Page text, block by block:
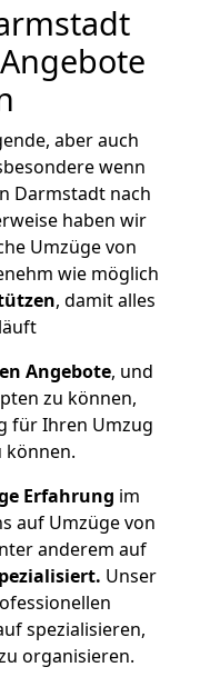
aber auch
wenn
Darmstadt nach
haben wir
Umzüge von
wie möglich
, damit alles
Angebote, und
zu können,
für Ihren Umzug
können.
Erfahrung im
auf Umzüge von
anderem auf
Unser
spezialisieren,
organisieren.